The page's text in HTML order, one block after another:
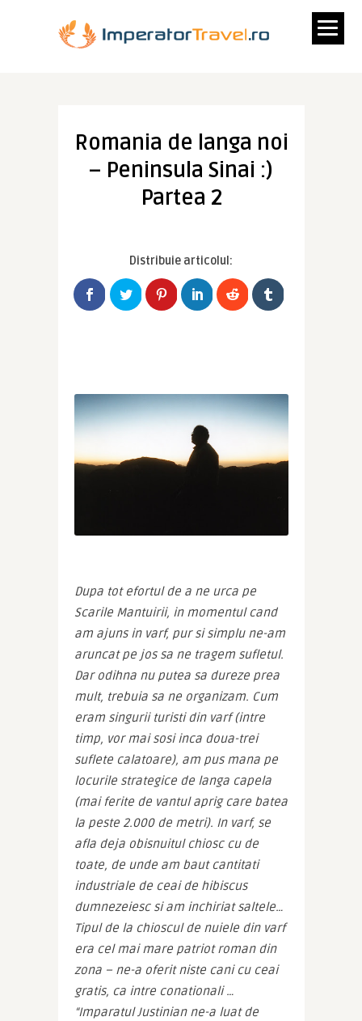
Romania de langa noi
– Peninsula Sinai :)
Partea 2
Distribuie articolul:
Dupa tot efortul de a ne urca pe
Scarile Mantuirii, in momentul cand
am ajuns in varf, pur si simplu ne-am
aruncat pe jos sa ne tragem sufletul.
Dar odihna nu putea sa dureze prea
mult, trebuia sa ne organizam. Cum
eram singurii turisti din varf (intre
timp, vor mai sosi inca doua-trei
suflete calatoare), am pus mana pe
locurile strategice de langa capela
(mai ferite de vantul aprig care batea
la peste 2.000 de metri). In varf, se
afla deja obisnuitul chiosc cu de
toate, de unde am baut cantitati
industriale de ceai de hibiscus
dumnezeiesc si am inchiriat saltele…
Tipul de la chioscul de nuiele din varf
era cel mai mare patriot roman din
zona – ne-a oferit niste cani cu ceai
gratis, ca intre conationali …
“Imparatul Justinian ne-a luat de